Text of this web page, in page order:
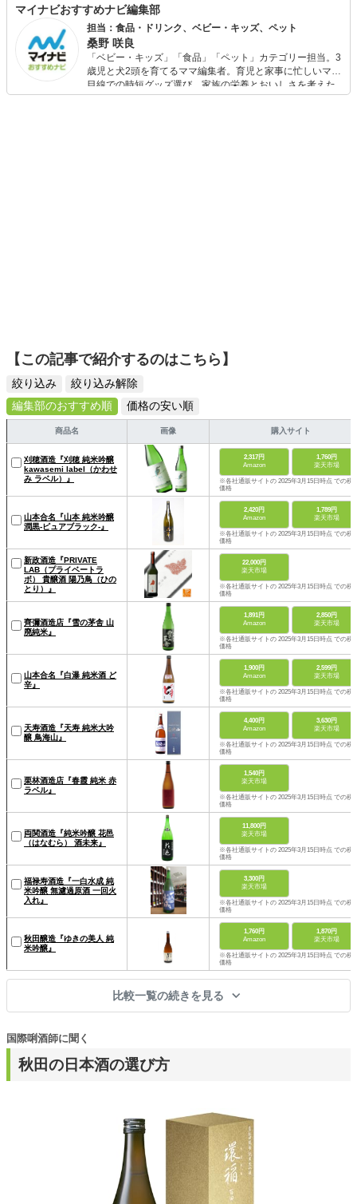
イベート日本酒体験では、これまでに30か国以上から400
人余りをお迎えしている。 日々の生活でも、カンパイは日
本酒、スキンケアは日本酒と酒粕で、そして朝晩の甘酒を
欠かさない。
マイナビおすすめナビ編集部
担当：食品・ドリンク、ベビー・キッズ、ペット
桑野 咲良
「ベビー・キッズ」「食品」「ペット」カテゴリー担当。3
歳児と犬2頭を育てるママ編集者。育児と家事に忙しいママ
目線での時短グッズ選び、家族の栄養とおいしさを考えた
食品選び、束の間のリラックスタイムを楽しむためのスイ
【この記事で紹介するのはこちら】
絞り込み
絞り込み解除
編集部のおすすめ順
価格の安い順
商品名 画像 購入サイト
刈穂酒造『刈穂 純米吟醸
kawasemi label（かわせ
み ラベル）』
2,317円
Amazon
1,760円
楽天市場
※各社通販サイトの 2025年3月15日時点 での税
価格
山本合名『山本 純米吟醸
潤黒-ピュアブラック-』
2,420円
Amazon
1,789円
楽天市場
※各社通販サイトの 2025年3月15日時点 での税
価格
新政酒造『PRIVATE
LAB（プライベートラ
ボ） 貴醸酒 陽乃鳥（ひの
とり）』
22,000円
楽天市場
※各社通販サイトの 2025年3月15日時点 での税
価格
齊彌酒造店『雪の茅舎 山
廃純米』
1,891円
Amazon
2,850円
楽天市場
※各社通販サイトの 2025年3月15日時点 での税
価格
山本合名『白瀑 純米酒 ど
辛』
1,900円
Amazon
2,599円
楽天市場
※各社通販サイトの 2025年3月15日時点 での税
価格
天寿酒造『天寿 純米大吟
醸 鳥海山』
4,400円
Amazon
3,630円
楽天市場
※各社通販サイトの 2025年3月15日時点 での税
価格
栗林酒造店『春霞 純米 赤
ラベル』
1,540円
楽天市場
※各社通販サイトの 2025年3月15日時点 での税
価格
両関酒造『純米吟醸 花邑
（はなむら） 酒未来』
11,800円
楽天市場
※各社通販サイトの 2025年3月15日時点 での税
価格
福禄寿酒造『一白水成 純
米吟醸 無濾過原酒 一回火
入れ』
3,300円
楽天市場
※各社通販サイトの 2025年3月15日時点 での税
価格
秋田醸造『ゆきの美人 純
米吟醸』
1,760円
Amazon
1,870円
楽天市場
※各社通販サイトの 2025年3月15日時点 での税
価格
比較一覧の続きを見る
秋田の日本酒の選び方
国際唎酒師に聞く